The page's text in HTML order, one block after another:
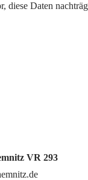
diese Daten
VR 293